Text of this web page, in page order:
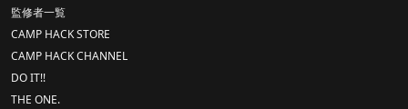
監修者一覧
CAMP HACK STORE
CAMP HACK CHANNEL
DO IT!!
THE ONE.